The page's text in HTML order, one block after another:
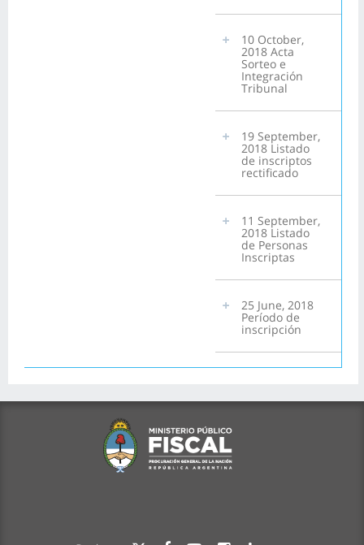
10 October,
2018 Acta
Sorteo e
Integración
Tribunal
19 September,
2018 Listado
de inscriptos
rectificado
11 September,
2018 Listado
de Personas
Inscriptas
25 June, 2018
Período de
inscripción